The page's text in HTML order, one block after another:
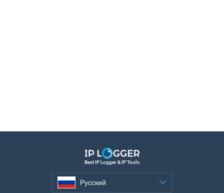
Best IP Logger & IP Tools
Русский